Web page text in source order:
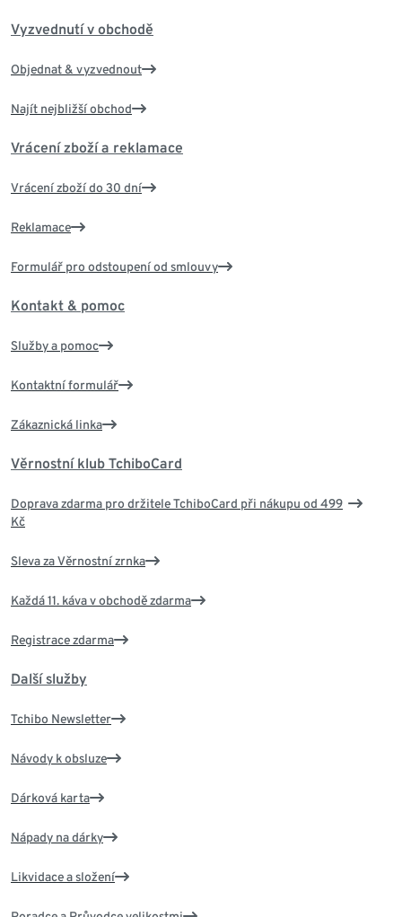
Vyzvednutí v obchodě
Objednat & vyzvednout
Najít nejbližší obchod
Vrácení zboží a reklamace
Vrácení zboží do 30 dní
Reklamace
Formulář pro odstoupení od smlouvy
Kontakt & pomoc
Služby a pomoc
Kontaktní formulář
Zákaznická linka
Věrnostní klub TchiboCard
Doprava zdarma pro držitele TchiboCard při nákupu od 499
Kč
Sleva za Věrnostní zrnka
Každá 11. káva v obchodě zdarma
Registrace zdarma
Další služby
Tchibo Newsletter
Návody k obsluze
Dárková karta
Nápady na dárky
Likvidace a složení